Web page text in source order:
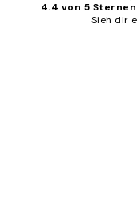
4.4 von 5 Sternen
Sieh dir